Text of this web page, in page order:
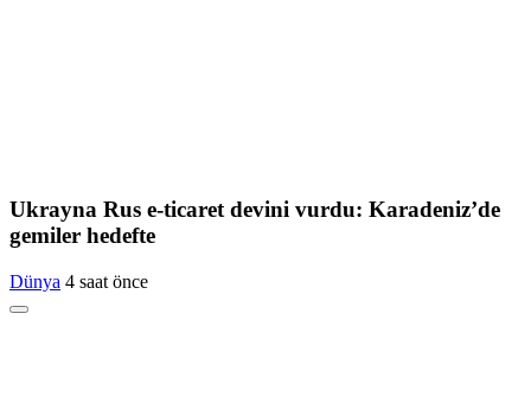
Ukrayna Rus e-ticaret devini vurdu: Karadeniz’de
gemiler hedefte
Dünya 4 saat önce